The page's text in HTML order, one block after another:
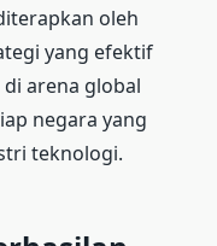
oleh
yang efektif
arena global
negara yang
teknologi.